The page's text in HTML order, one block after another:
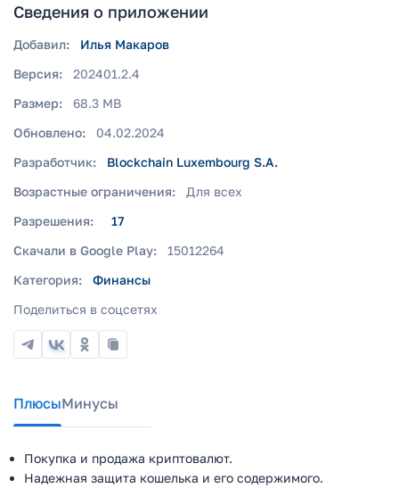
Сведения о приложении
Добавил:
Илья Макаров
Версия:
202401.2.4
Размер:
68.3 MB
Обновлено:
04.02.2024
Разработчик:
Blockchain Luxembourg S.A.
Возрастные ограничения:
Для всех
Разрешения:
17
Скачали в Google Play:
15012264
Категория:
Финансы
Поделиться в соцсетях
ПлюсыМинусы
Покупка и продажа криптовалют.
Надежная защита кошелька и его содержимого.